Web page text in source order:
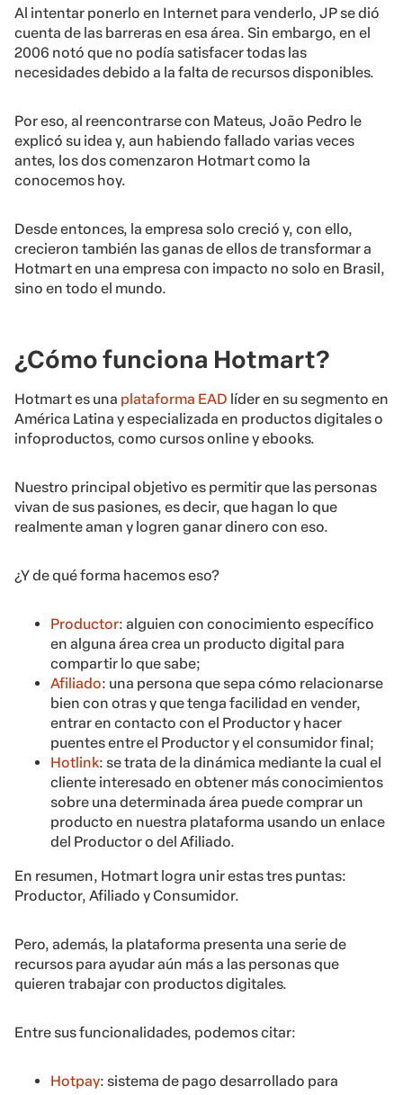
Al intentar ponerlo en Internet para venderlo, JP se dió
cuenta de las barreras en esa área. Sin embargo, en el
2006 notó que no podía satisfacer todas las
necesidades debido a la falta de recursos disponibles.
Por eso, al reencontrarse con Mateus, João Pedro le
explicó su idea y, aun habiendo fallado varias veces
antes, los dos comenzaron Hotmart como la
conocemos hoy.
Desde entonces, la empresa solo creció y, con ello,
crecieron también las ganas de ellos de transformar a
Hotmart en una empresa con impacto no solo en Brasil,
sino en todo el mundo.
¿Cómo funciona Hotmart?
Hotmart es una plataforma EAD líder en su segmento en
América Latina y especializada en productos digitales o
infoproductos, como cursos online y ebooks.
Nuestro principal objetivo es permitir que las personas
vivan de sus pasiones, es decir, que hagan lo que
realmente aman y logren ganar dinero con eso.
¿Y de qué forma hacemos eso?
Productor: alguien con conocimiento específico
en alguna área crea un producto digital para
compartir lo que sabe;
Afiliado: una persona que sepa cómo relacionarse
bien con otras y que tenga facilidad en vender,
entrar en contacto con el Productor y hacer
puentes entre el Productor y el consumidor final;
Hotlink: se trata de la dinámica mediante la cual el
cliente interesado en obtener más conocimientos
sobre una determinada área puede comprar un
producto en nuestra plataforma usando un enlace
del Productor o del Afiliado.
En resumen, Hotmart logra unir estas tres puntas:
Productor, Afiliado y Consumidor.
Pero, además, la plataforma presenta una serie de
recursos para ayudar aún más a las personas que
quieren trabajar con productos digitales.
Entre sus funcionalidades, podemos citar:
Hotpay: sistema de pago desarrollado para